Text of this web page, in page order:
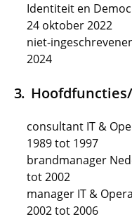
Identiteit en
24 oktober 2022
niet-
2024
consultant IT &
1989 tot 1997
brandmanager
tot 2002
manager IT &
2002 tot 2006